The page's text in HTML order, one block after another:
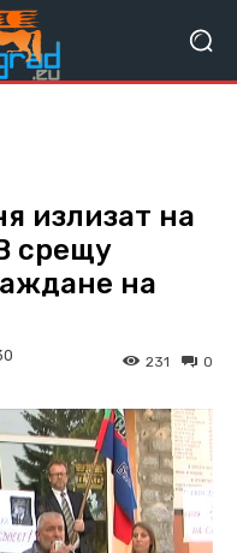
излизат на
срещу
на
0
231